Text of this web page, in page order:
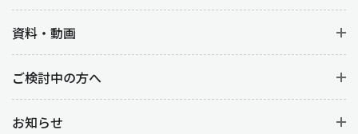
資料・動画
ご検討中の方へ
お知らせ